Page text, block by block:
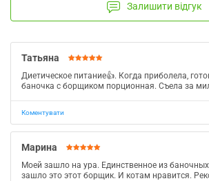
Залишити відгук
Татьяна
Диетическое питание👍. Когда приболела,
баночка с борщиком порционная. Съела за
Коментувати
Марина
Моей зашло на ура. Единственное из
зашло это этот борщик. И котам нравится.